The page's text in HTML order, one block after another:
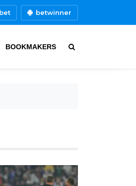
betwinner
BOOKMAKERS